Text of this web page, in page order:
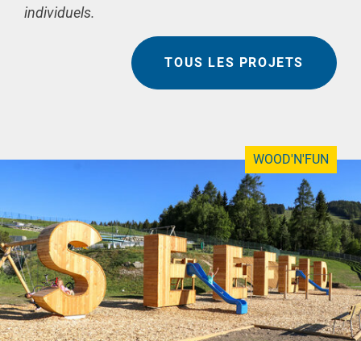
individuels.
TOUS LES PROJETS
WOOD'N'FUN